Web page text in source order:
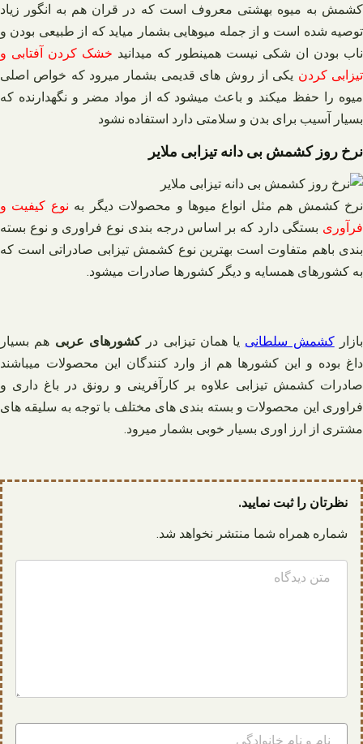
کشمش به میوه بهشتی معروف است که در قران هم به انگور زیاد
توصیه شده است و از جمله میوهایی بشمار میاید که از طبیعی بودن و
ناب بودن ان شکی نیست همینطور که میدانید خشک کردن آفتابی و
تیزابی کردن یکی از روش های قدیمی بشمار میرود که خواص اصلی
میوه را حفظ میکند و باعث میشود که از مواد مضر و نگهدارنده که
بسیار آسیب برای بدن و سلامتی دارد استفاده نشود
نرخ روز کشمش بی دانه تیزابی ملایر
نرخ کشمش هم مثل انواع میوها و محصولات دیگر به نوع کیفیت و
فرآوری بستگی دارد که بر اساس درجه بندی نوع فراوری و نوع بسته
بندی باهم متفاوت است بهترین نوع کشمش تیزابی صادراتی است که
به کشورهای همسایه و دیگر کشورها صادرات میشود.
بازارکشمش سلطانی یا همان تیزابی درکشورهای عربی هم بسیار
داغ بوده و این کشورها هم از وارد کنندگان این محصولات میباشند
صادرات کشمش تیزابی علاوه بر کارآفرینی و رونق در باغ داری و
فراوری این محصولات و بسته بندی های مختلف با توجه به سلیقه های
مشتری از ارز اوری بسیار خوبی بشمار میرود.
نظرتان را ثبت نمایید.
شماره همراه شما منتشر نخواهد شد.